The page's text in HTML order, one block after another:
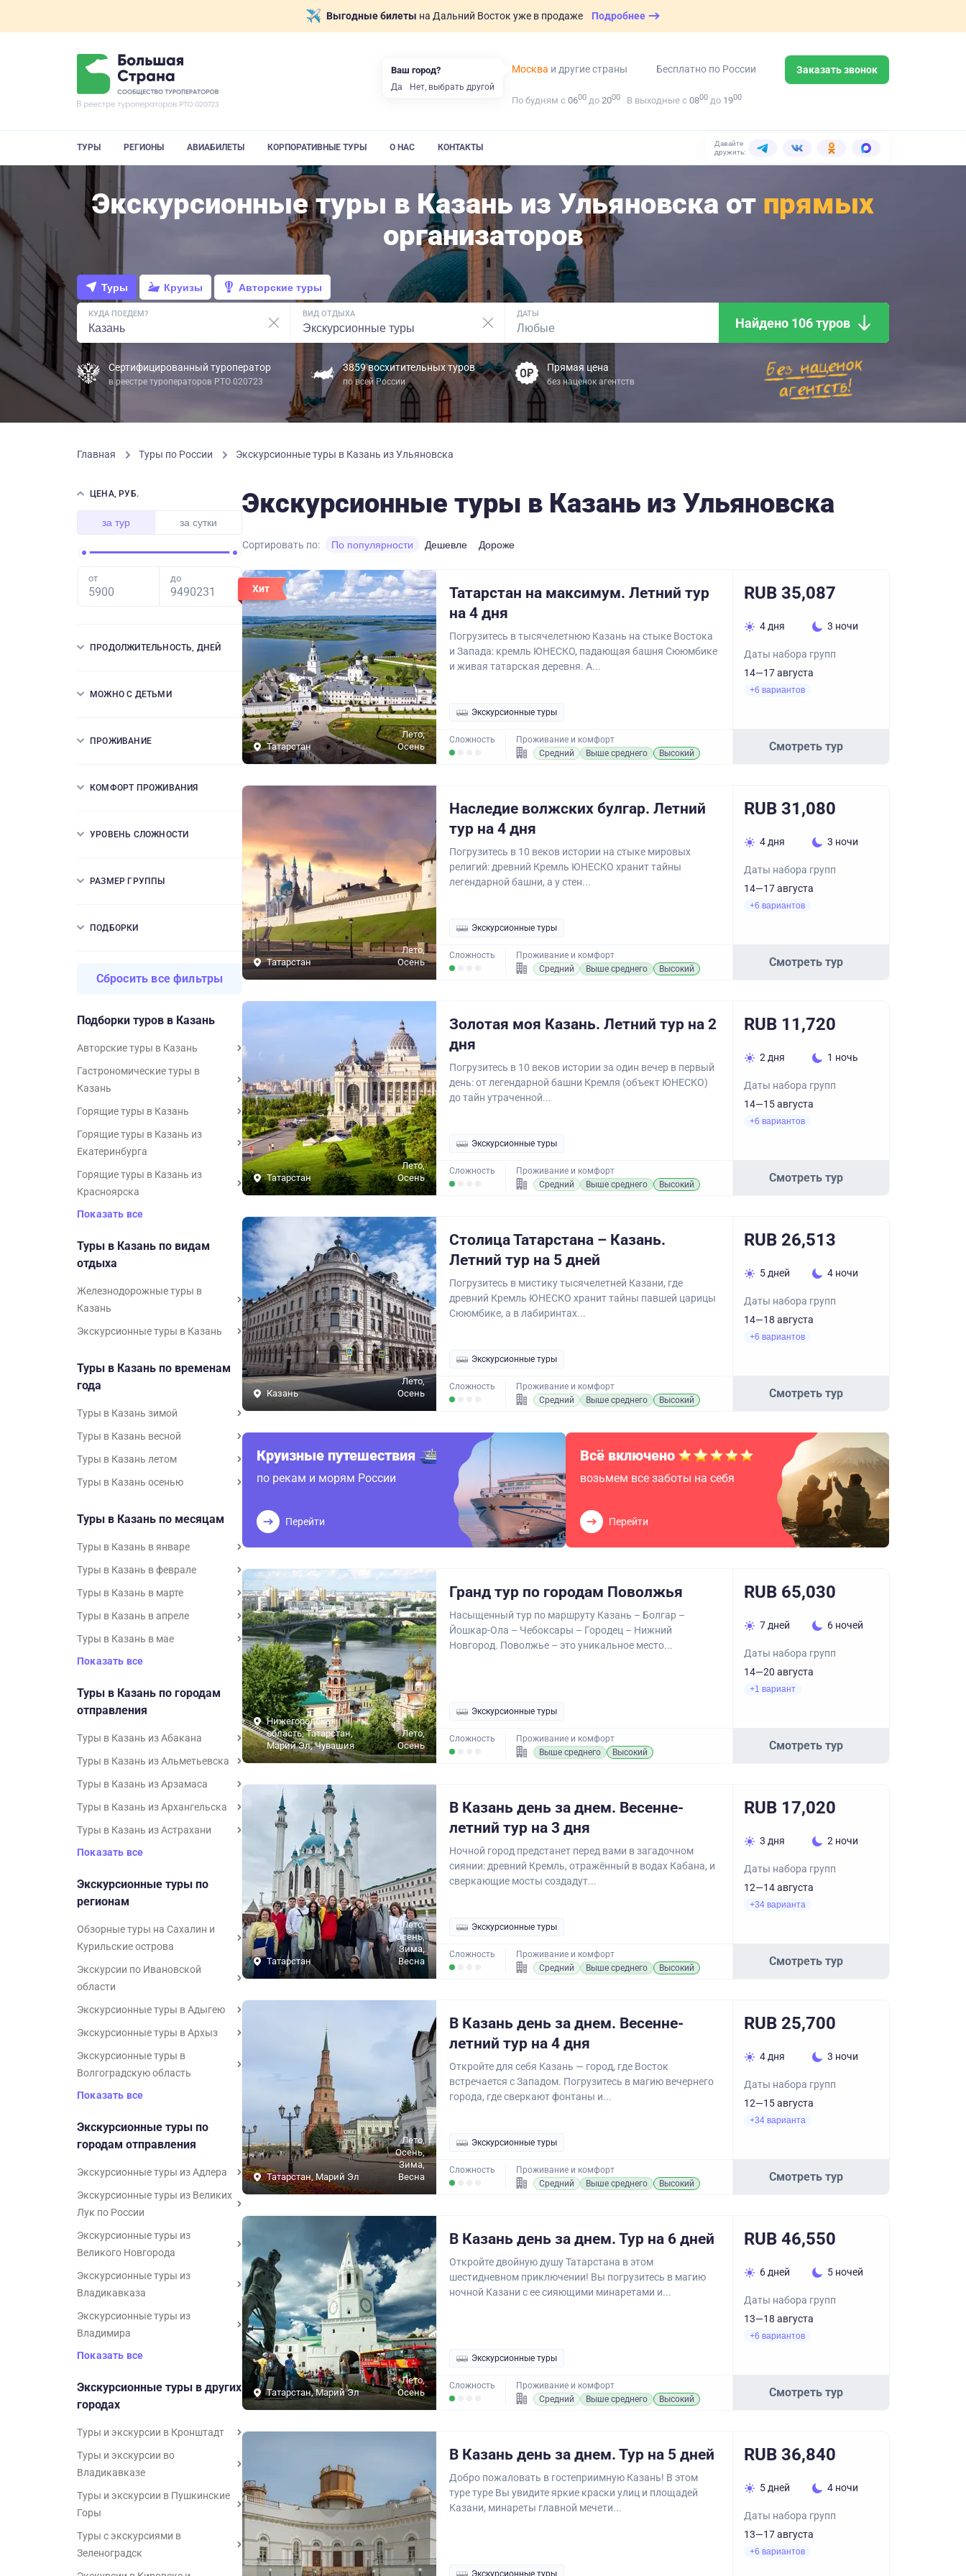
Выгодные билеты на Дальний Восток уже в продаже Подробнее
Москва и другие страны Бесплатно по России Заказать звонок
По будням с 0600 до 2000 В выходные с 0800 до 1900
ТУРЫ РЕГИОНЫ АВИАБИЛЕТЫ КОРПОРАТИВНЫЕ ТУРЫ О НАС КОНТАКТЫ
Давайте
дружить:
Экскурсионные туры в Казань из Ульяновска от прямых
организаторов
Туры Круизы Авторские туры
КУДА ПОЕДЕМ? ВИД ОТДЫХА ДАТЫ
Найдено 106 туров
Сертифицированный туроператор
в реестре туроператоров РТО 020723
3859 восхитительных туров
по всей России
Прямая цена
без наценок агентств
Главная Туры по России Экскурсионные туры в Казань из Ульяновска
ЦЕНА, РУБ.
за тур за сутки
от до
ПРОДОЛЖИТЕЛЬНОСТЬ, ДНЕЙ
МОЖНО С ДЕТЬМИ
ПРОЖИВАНИЕ
КОМФОРТ ПРОЖИВАНИЯ
УРОВЕНЬ СЛОЖНОСТИ
РАЗМЕР ГРУППЫ
ПОДБОРКИ
Сбросить все фильтры
Подборки туров в Казань
Авторские туры в Казань
Гастрономические туры в
Казань
Горящие туры в Казань
Горящие туры в Казань из
Екатеринбурга
Горящие туры в Казань из
Красноярска
Показать все
Туры в Казань по видам
отдыха
Железнодорожные туры в
Казань
Экскурсионные туры в Казань
Туры в Казань по временам
года
Туры в Казань зимой
Туры в Казань весной
Туры в Казань летом
Туры в Казань осенью
Туры в Казань по месяцам
Туры в Казань в январе
Туры в Казань в феврале
Туры в Казань в марте
Туры в Казань в апреле
Туры в Казань в мае
Показать все
Туры в Казань по городам
отправления
Туры в Казань из Абакана
Туры в Казань из Альметьевска
Туры в Казань из Арзамаса
Туры в Казань из Архангельска
Туры в Казань из Астрахани
Показать все
Экскурсионные туры по
регионам
Обзорные туры на Сахалин и
Курильские острова
Экскурсии по Ивановской
области
Экскурсионные туры в Адыгею
Экскурсионные туры в Архыз
Экскурсионные туры в
Волгоградскую область
Показать все
Экскурсионные туры по
городам отправления
Экскурсионные туры из Адлера
Экскурсионные туры из Великих
Лук по России
Экскурсионные туры из
Великого Новгорода
Экскурсионные туры из
Владикавказа
Экскурсионные туры из
Владимира
Показать все
Экскурсионные туры в других
городах
Туры и экскурсии в Кронштадт
Туры и экскурсии во
Владикавказе
Туры и экскурсии в Пушкинские
Горы
Туры с экскурсиями в
Зеленоградск
Экскурсионные туры в Казань из Ульяновска
Сортировать по: По популярности Дешевле Дороже
Хит
Татарстан
Лето,
Осень
Татарстан на максимум. Летний тур
на 4 дня
Погрузитесь в тысячелетнюю Казань на стыке Востока
и Запада: кремль ЮНЕСКО, падающая башня Сююмбике
и живая татарская деревня. А...
Экскурсионные туры
Сложность
Проживание и комфорт
Средний
Выше среднего Высокий
RUB 35,087
4 дня 3 ночи
Даты набора групп
14—17 августа
+6 вариантов
Смотреть тур
Татарстан
Лето,
Осень
Наследие волжских булгар. Летний
тур на 4 дня
Погрузитесь в 10 веков истории на стыке мировых
религий: древний Кремль ЮНЕСКО хранит тайны
легендарной башни, а у стен...
Экскурсионные туры
Сложность
Проживание и комфорт
Средний
Выше среднего Высокий
RUB 31,080
4 дня 3 ночи
Даты набора групп
14—17 августа
+6 вариантов
Смотреть тур
Татарстан
Лето,
Осень
Золотая моя Казань. Летний тур на 2
дня
Погрузитесь в 10 веков истории за один вечер в первый
день: от легендарной башни Кремля (объект ЮНЕСКО)
до тайн утраченной...
Экскурсионные туры
Сложность
Проживание и комфорт
Средний
Выше среднего Высокий
RUB 11,720
2 дня 1 ночь
Даты набора групп
14—15 августа
+6 вариантов
Смотреть тур
Казань
Лето,
Осень
Столица Татарстана – Казань.
Летний тур на 5 дней
Погрузитесь в мистику тысячелетней Казани, где
древний Кремль ЮНЕСКО хранит тайны павшей царицы
Сююмбике, а в лабиринтах...
Экскурсионные туры
Сложность
Проживание и комфорт
Средний
Выше среднего Высокий
RUB 26,513
5 дней 4 ночи
Даты набора групп
14—18 августа
+6 вариантов
Смотреть тур
Круизные путешествия
по рекам и морям России
Перейти
Всё включено
возьмем все заботы на себя
Перейти
Нижегородская
область, Татарстан,
Марий Эл, Чувашия
Лето,
Осень
Гранд тур по городам Поволжья
Насыщенный тур по маршруту Казань – Болгар –
Йошкар-Ола – Чебоксары – Городец – Нижний
Новгород. Поволжье – это уникальное место...
Экскурсионные туры
Сложность
Проживание и комфорт
Выше среднего
Высокий
RUB 65,030
7 дней 6 ночей
Даты набора групп
14—20 августа
+1 вариант
Смотреть тур
Татарстан
Лето,
Осень,
Зима,
Весна
В Казань день за днем. Весенне-
летний тур на 3 дня
Ночной город предстанет перед вами в загадочном
сиянии: древний Кремль, отражённый в водах Кабана, и
сверкающие мосты создадут...
Экскурсионные туры
Сложность
Проживание и комфорт
Средний
Выше среднего Высокий
RUB 17,020
3 дня 2 ночи
Даты набора групп
12—14 августа
+34 варианта
Смотреть тур
Татарстан, Марий Эл
Лето,
Осень,
Зима,
Весна
В Казань день за днем. Весенне-
летний тур на 4 дня
Откройте для себя Казань — город, где Восток
встречается с Западом. Погрузитесь в магию вечернего
города, где сверкают фонтаны и...
Экскурсионные туры
Сложность
Проживание и комфорт
Средний
Выше среднего Высокий
RUB 25,700
4 дня 3 ночи
Даты набора групп
12—15 августа
+34 варианта
Смотреть тур
Татарстан, Марий Эл
Лето,
Осень
В Казань день за днем. Тур на 6 дней
Откройте двойную душу Татарстана в этом
шестидневном приключении! Вы погрузитесь в магию
ночной Казани с ее сияющими минаретами и...
Экскурсионные туры
Сложность
Проживание и комфорт
Средний
Выше среднего Высокий
RUB 46,550
6 дней 5 ночей
Даты набора групп
13—18 августа
+6 вариантов
Смотреть тур
В Казань день за днем. Тур на 5 дней
Добро пожаловать в гостеприимную Казань! В этом
туре туре Вы увидите яркие краски улиц и площадей
Казани, минареты главной мечети...
Экскурсионные туры
RUB 36,840
5 дней 4 ночи
Даты набора групп
13—17 августа
+6 вариантов
Ваш город?
Да Нет, выбрать другой